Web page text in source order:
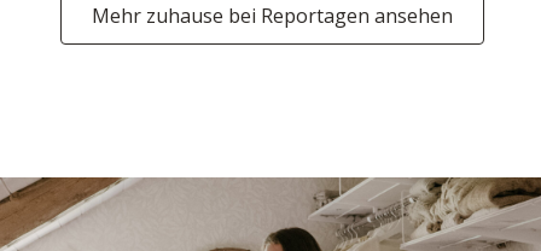
Mehr zuhause bei Reportagen ansehen